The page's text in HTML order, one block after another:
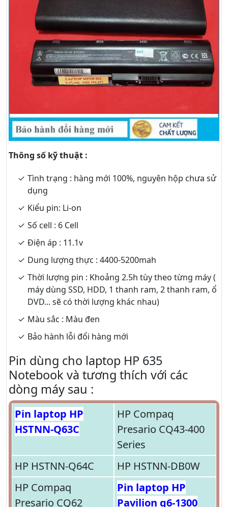
Thông số kỹ thuật :
Tình trạng : hàng mới 100%, nguyên hộp chưa sử
dụng
Kiểu pin: Li-on
Số cell : 6 Cell
Điện áp : 11.1v
Dung lượng thực : 4400-5200mah
Thời lượng pin : Khoảng 2.5h tùy theo từng máy (
máy dùng SSD, HDD, 1 thanh ram, 2 thanh ram, ổ
DVD... sẽ có thời lượng khác nhau)
Màu sắc : Màu đen
Bảo hành lỗi đổi hàng mới
Pin dùng cho laptop HP 635
Notebook và tương thích với các
dòng máy sau :
Pin laptop HP
HSTNN-Q63C
HP Compaq
Presario CQ43-400
Series
HP HSTNN-Q64C
HP HSTNN-DB0W
HP Compaq
Presario CQ62
Pin laptop HP
Pavilion g6-1300